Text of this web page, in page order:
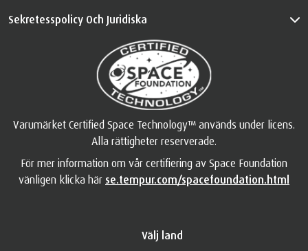
Sekretesspolicy Och Juridiska
Varumärket Certified Space Technology™ används under licens.
Alla rättigheter reserverade.
För mer information om vår certifiering av Space Foundation
vänligen klicka här se.tempur.com/spacefoundation.html
Välj land